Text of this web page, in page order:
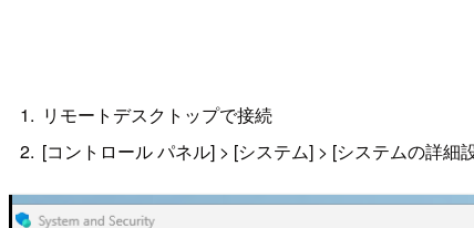
リモートデスクトップで接続
[コントロール パネル] > [システム] > [システムの詳細